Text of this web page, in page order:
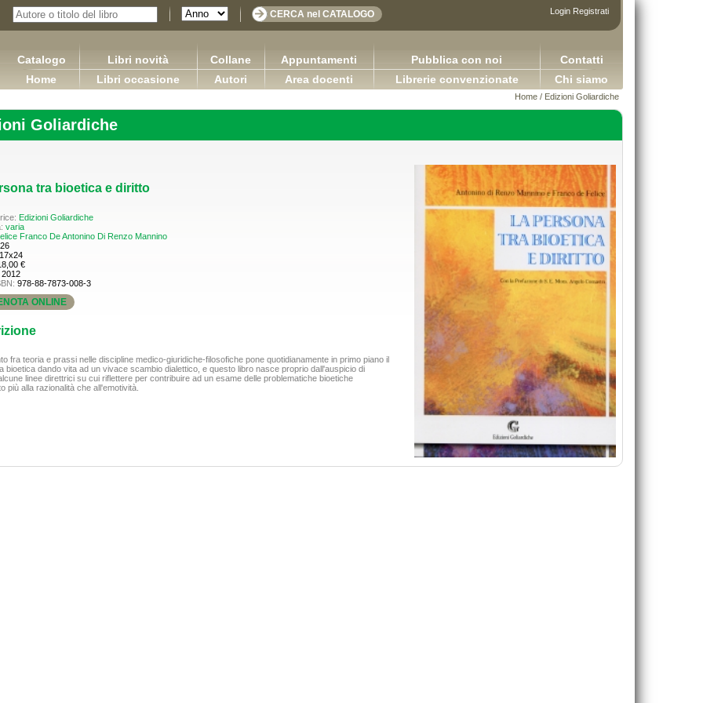
Login Registrati
Catalogo
Home
Libri novità
Libri occasione
Collane
Autori
Appuntamenti
Area docenti
Pubblica con noi
Librerie convenzionate
Contatti
Chi siamo
Home / Edizioni Goliardiche
in the furniture industry
ALLA SCHEDA VAI ALLA SCHEDA
Applicazioni della logica contabile - Volume I / Versione
2.0
De Rosa Bruno
42,00 €
VAI ALLA SCHEDA
VAI ALLA SCHEDA
Goliardiche
tra bioetica e diritto
Edizioni Goliardiche
varia
Franco De Antonino Di Renzo Mannino
17x24
€
2012
978-88-7873-008-3
ONLINE
fra teoria e prassi nelle discipline medico-giuridiche-filosofiche pone quotidianamente in primo piano il
bioetica dando vita ad un vivace scambio dialettico, e questo libro nasce proprio dall'auspicio di
linee direttrici su cui riflettere per contribuire ad un esame delle problematiche bioetiche
più alla razionalità che all'emotività.